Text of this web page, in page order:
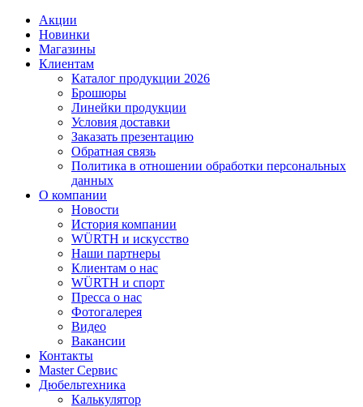
Акции
Новинки
Магазины
Клиентам
Каталог продукции 2026
Брошюры
Линейки продукции
Условия доставки
Заказать презентацию
Обратная связь
Политика в отношении обработки персональных
данных
О компании
Новости
История компании
WÜRTH и искусство
Наши партнеры
Клиентам о нас
WÜRTH и спорт
Пресса о нас
Фотогалерея
Видео
Вакансии
Контакты
Master Сервис
Дюбельтехника
Калькулятор